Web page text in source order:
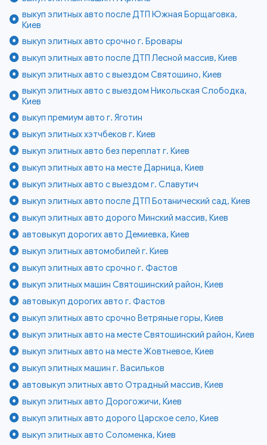
выкуп элитных авто после ДТП Южная Борщаговка,
Киев
выкуп элитных авто срочно г. Бровары
выкуп элитных авто после ДТП Лесной массив, Киев
выкуп элитных авто с выездом Святошино, Киев
выкуп элитных авто с выездом Никольская Слободка,
Киев
выкуп премиум авто г. Яготин
выкуп элитных хэтчбеков г. Киев
выкуп элитных авто без переплат г. Киев
выкуп элитных авто на месте Дарница, Киев
выкуп элитных авто с выездом г. Славутич
выкуп элитных авто после ДТП Ботанический сад, Киев
выкуп элитных авто дорого Минский массив, Киев
автовыкуп дорогих авто Демиевка, Киев
выкуп элитных автомобилей г. Киев
выкуп элитных авто срочно г. Фастов
выкуп элитных машин Святошинский район, Киев
автовыкуп дорогих авто г. Фастов
выкуп элитных авто срочно Ветряные горы, Киев
выкуп элитных авто на месте Святошинский район, Киев
выкуп элитных авто на месте Жовтневое, Киев
выкуп элитных машин г. Васильков
автовыкуп элитных авто Отрадный массив, Киев
выкуп элитных авто Дорогожичи, Киев
выкуп элитных авто дорого Царское село, Киев
выкуп элитных авто Соломенка, Киев